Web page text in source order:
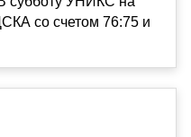
со счетом 76:75 и